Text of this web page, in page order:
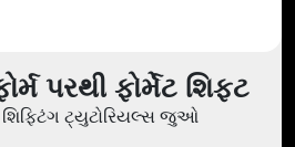
પરથી ફોર્મેટ શિફ્ટ
શિફ્ટિંગ ટ્યુટોરિયલ્સ જુઓ